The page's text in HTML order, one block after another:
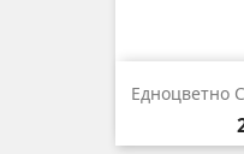
Едноцветно